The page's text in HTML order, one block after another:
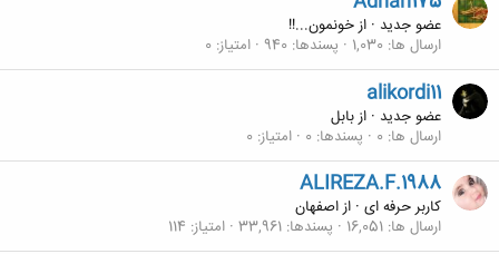
عضو جدید · ازخونمون...!!
ارسال ها 1,030 پسندها 940 امتیاز 0
alikordi11
عضو جدید · ازبابل
ارسال ها 0 پسندها 0 امتیاز 0
ALIREZA.F.1988
کاربر حرفه ای · ازاصفهان
ارسال ها 16,051 پسندها 33,961 امتیاز 114